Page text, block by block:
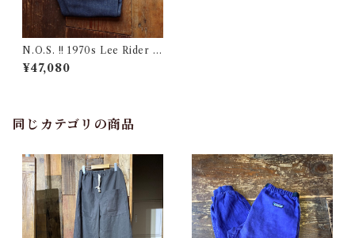
N.O.S. !! 1970s Lee Rider St
raight Leg Denim Pants / 2
41-0041 / リー デッドストッ
¥47,080
同じカテゴリの商品